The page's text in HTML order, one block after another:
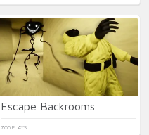
Escape Backrooms
706 PLAYS